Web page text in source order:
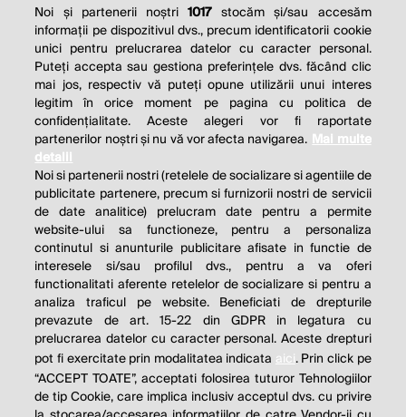
THE SOCIAL RESPONSIBILITY OF
BUSINESS IS TO INCREASE ITS
PROFITS.
Milton Friedman
Noi și partenerii noștri1017 stocăm și/sau accesăm
informații pe dispozitivul dvs., precum identificatorii cookie
unici pentru prelucrarea datelor cu caracter personal.
Puteți accepta sau gestiona preferințele dvs. făcând clic
mai jos, respectiv vă puteți opune utilizării unui interes
legitim în orice moment pe pagina cu politica de
confidențialitate. Aceste alegeri vor fi raportate
partenerilor noștri și nu vă vor afecta navigarea. Mai multe
detalii
Noi si partenerii nostri (retelele de socializare si agentiile de
publicitate partenere, precum si furnizorii nostri de servicii
de date analitice) prelucram date pentru a permite
website-ului sa functioneze, pentru a personaliza
continutul si anunturile publicitare afisate in functie de
interesele si/sau profilul dvs., pentru a va oferi
functionalitati aferente retelelor de socializare si pentru a
analiza traficul pe website. Beneficiati de drepturile
prevazute de art. 15-22 din GDPR in legatura cu
prelucrarea datelor cu caracter personal. Aceste drepturi
pot fi exercitate prin modalitatea indicata aici. Prin click pe
“ACCEPT TOATE”, acceptati folosirea tuturor Tehnologiilor
de tip Cookie, care implica inclusiv acceptul dvs. cu privire